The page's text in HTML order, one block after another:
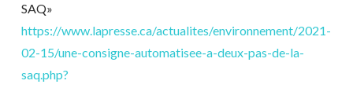
SAQ»
https://www.lapresse.ca/actualites/environnement/2021-
02-15/une-consigne-automatisee-a-deux-pas-de-la-
saq.php?